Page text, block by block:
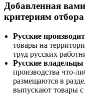
Добавленная
критериям отбора
Русские
товары на
труд русских
Русские
производства что-
размещаются в
выпускают товары с